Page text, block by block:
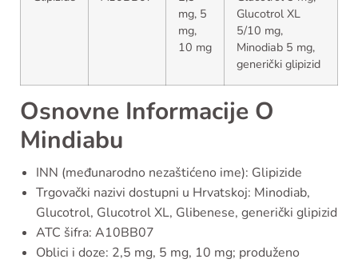
mg, 5
mg,
10 mg
Glucotrol XL
5/10 mg,
Minodiab 5 mg,
generički glipizid
Osnovne Informacije O
Mindiabu
INN (međunarodno nezaštićeno ime): Glipizide
Trgovački nazivi dostupni u Hrvatskoj: Minodiab,
Glucotrol, Glucotrol XL, Glibenese, generički glipizid
ATC šifra: A10BB07
Oblici i doze: 2,5 mg, 5 mg, 10 mg; produženo